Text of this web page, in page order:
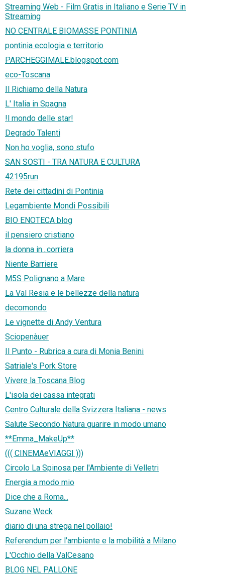
Streaming Web - Film Gratis in Italiano e Serie TV in
Streaming
NO CENTRALE BIOMASSE PONTINIA
pontinia ecologia e territorio
PARCHEGGIMALE.blogspot.com
eco-Toscana
Il Richiamo della Natura
L' Italia in Spagna
!l mondo delle star!
Degrado Talenti
Non ho voglia, sono stufo
SAN SOSTI - TRA NATURA E CULTURA
42195run
Rete dei cittadini di Pontinia
Legambiente Mondi Possibili
BIO ENOTECA blog
il pensiero cristiano
la donna in...corriera
Niente Barriere
M5S Polignano a Mare
La Val Resia e le bellezze della natura
decomondo
Le vignette di Andy Ventura
Sciopenàuer
Il Punto - Rubrica a cura di Monia Benini
Satriale's Pork Store
Vivere la Toscana Blog
L'isola dei cassa integrati
Centro Culturale della Svizzera Italiana - news
Salute Secondo Natura guarire in modo umano
**Emma_MakeUp**
((( CINEMAeVIAGGI )))
Circolo La Spinosa per l'Ambiente di Velletri
Energia a modo mio
Dice che a Roma...
Suzane Weck
diario di una strega nel pollaio!
Referendum per l'ambiente e la mobilità a Milano
L'Occhio della ValCesano
BLOG NEL PALLONE